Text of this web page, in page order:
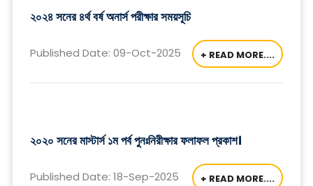
২০২৪ সনের ৪র্থ বর্ষ অনার্স পরীক্ষার সময়সূচি
Published Date: 09-Oct-2025 + READ MORE....
২০২০ সনের মাস্টার্স ১ম পর্ব পুনঃনিরীক্ষার ফলাফল প্রকাশ।
Published Date: 18-Sep-2025 + READ MORE....